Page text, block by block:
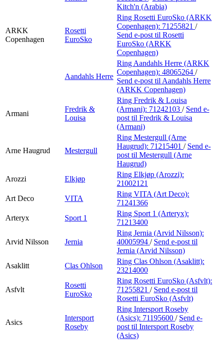
Kitch'n (Arabia)
ARKK
Copenhagen
Rosetti
EuroSko
Ring Rosetti EuroSko (ARKK
Copenhagen): 71255821 /
Send e-post til Rosetti
EuroSko (ARKK
Copenhagen)
Aandahls Herre
Ring Aandahls Herre (ARKK
Copenhagen): 48065264 /
Send e-post til Aandahls Herre
(ARKK Copenhagen)
Armani
Fredrik &
Louisa
Ring Fredrik & Louisa
(Armani): 71242103 / Send e-
post til Fredrik & Louisa
(Armani)
Arne Haugrud Mestergull
Ring Mestergull (Arne
Haugrud): 71215401 / Send e-
post til Mestergull (Arne
Haugrud)
Arozzi
Elkjøp
Ring Elkjøp (Arozzi):
21002121
Art Deco
VITA
Ring VITA (Art Deco):
71241366
Arteryx
Sport 1
Ring Sport 1 (Arteryx):
71213400
Arvid Nilsson Jernia
Ring Jernia (Arvid Nilsson):
40005994 / Send e-post til
Jernia (Arvid Nilsson)
Asaklitt
Clas Ohlson
Ring Clas Ohlson (Asaklitt):
23214000
Asfvlt
Rosetti
EuroSko
Ring Rosetti EuroSko (Asfvlt):
71255821 / Send e-post til
Rosetti EuroSko (Asfvlt)
Asics
Intersport
Roseby
Ring Intersport Roseby
(Asics): 71195600 / Send e-
post til Intersport Roseby
(Asics)